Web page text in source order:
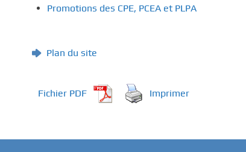
Promotions des CPE, PCEA et PLPA
Plan du site
Fichier PDF Imprimer